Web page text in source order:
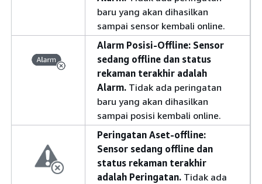
baru yang akan dihasilkan
sampai sensor kembali online.
Alarm Posisi-Offline: Sensor
sedang offline dan status
rekaman terakhir adalah
Alarm. Tidak ada peringatan
baru yang akan dihasilkan
sampai posisi kembali online.
Peringatan Aset-offline:
Sensor sedang offline dan
status rekaman terakhir
adalah Peringatan. Tidak ada